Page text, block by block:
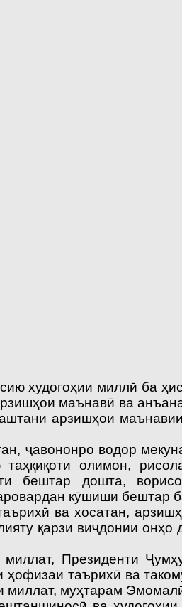
худогоҳии миллӣ ба
маънавӣ ва
арзишҳои
ҷавононро водор
таҳқиқоти олимон,
бештар дошта,
кӯшиши бештар
ва хосатан,
қарзи виҷдонии
Президенти
таърихӣ ва
муҳтарам